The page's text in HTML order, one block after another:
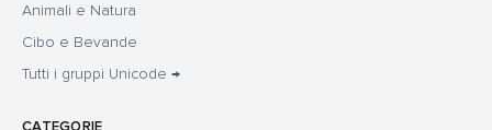
Animali e Natura
Cibo e Bevande
Tutti i gruppi Unicode →